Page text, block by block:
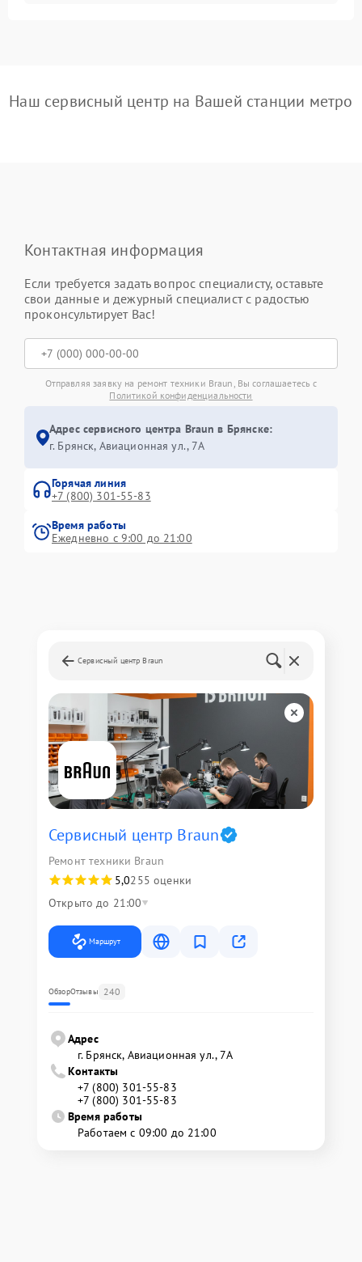
Наш сервисный центр на Вашей станции метро
Контактная информация
Если требуется задать вопрос специалисту, оставьте
свои данные и дежурный специалист с радостью
проконсультирует Вас!
Отправляя заявку на ремонт техники Braun, Вы соглашаетесь с
Политикой конфиденциальности
Адрес сервисного центра Braun в Брянске:
г. Брянск, Авиационная ул., 7А
Горячая линия
+7 (800) 301-55-83
Время работы
Ежедневно с 9:00 до 21:00
Сервисный центр Braun
Сервисный центр Braun
Ремонт техники Braun
5,0255 оценки
Открыто до 21:00
Маршрут
ОбзорОтзывы 240
Адрес
г. Брянск, Авиационная ул., 7А
Контакты
+7 (800) 301-55-83
+7 (800) 301-55-83
Время работы
Работаем с 09:00 до 21:00